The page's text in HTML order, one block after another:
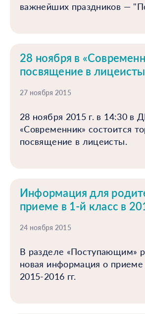
важнейших праздников —
28 ноября в
посвящение в
27 ноября 2015
28 ноября 2015 г. в 14:30 в
«Современник» состоится
посвящение в лицеисты.
Информация для
приеме в 1-й класс в
24 ноября 2015
В разделе «Поступающим»
новая информация о приеме
2015-2016 гг.